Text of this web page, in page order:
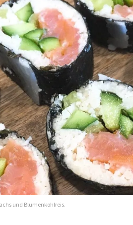
und Blumenkohlreis.